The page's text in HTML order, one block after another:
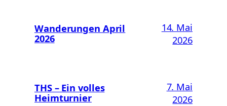
Wanderungen April
2026
14. Mai
2026
THS – Ein volles
Heimturnier
7. Mai
2026